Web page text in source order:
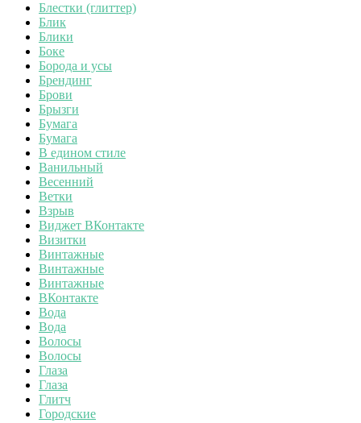
Блестки (глиттер)
Блик
Блики
Боке
Борода и усы
Брендинг
Брови
Брызги
Бумага
Бумага
В едином стиле
Ванильный
Весенний
Ветки
Взрыв
Виджет ВКонтакте
Визитки
Винтажные
Винтажные
Винтажные
ВКонтакте
Вода
Вода
Волосы
Волосы
Глаза
Глаза
Глитч
Городские